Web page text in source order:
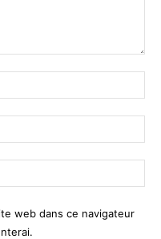
:*
:*
:
web dans ce navigateur